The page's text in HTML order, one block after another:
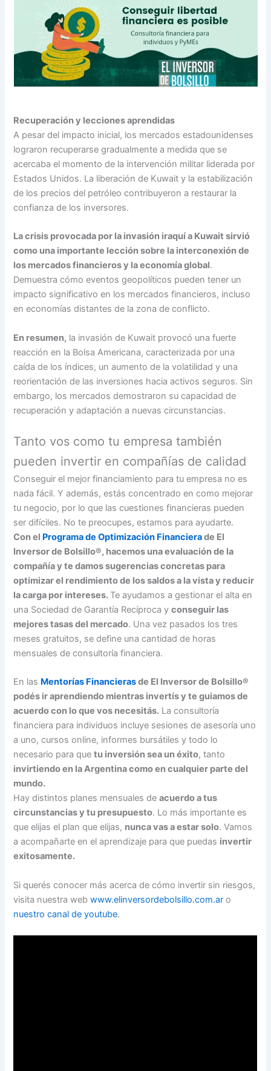
Recuperación y lecciones aprendidas
A pesar del impacto inicial, los mercados estadounidenses
lograron recuperarse gradualmente a medida que se
acercaba el momento de la intervención militar liderada por
Estados Unidos. La liberación de Kuwait y la estabilización
de los precios del petróleo contribuyeron a restaurar la
confianza de los inversores.
La crisis provocada por la invasión iraquí a Kuwait sirvió
como una importante lección sobre la interconexión de
los mercados financieros y la economía global.
Demuestra cómo eventos geopolíticos pueden tener un
impacto significativo en los mercados financieros, incluso
en economías distantes de la zona de conflicto.
En resumen, la invasión de Kuwait provocó una fuerte
reacción en la Bolsa Americana, caracterizada por una
caída de los índices, un aumento de la volatilidad y una
reorientación de las inversiones hacia activos seguros. Sin
embargo, los mercados demostraron su capacidad de
recuperación y adaptación a nuevas circunstancias.
Tanto vos como tu empresa también
pueden invertir en compañías de calidad
Conseguir el mejor financiamiento para tu empresa no es
nada fácil. Y además, estás concentrado en como mejorar
tu negocio, por lo que las cuestiones financieras pueden
ser difíciles. No te preocupes, estamos para ayudarte.
Con el Programa de Optimización Financierade El
Inversor de Bolsillo®, hacemos una evaluación de la
compañía y te damos sugerencias concretas para
optimizar el rendimiento de los saldos a la vista y reducir
la carga por intereses. Te ayudamos a gestionar el alta en
una Sociedad de Garantía Recíproca yconseguir las
mejores tasas del mercado. Una vez pasados los tres
meses gratuitos, se define una cantidad de horas
mensuales de consultoría financiera.
En las Mentorías Financierasde El Inversor de Bolsillo®
podés ir aprendiendo mientras invertís y te guiamos de
acuerdo con lo que vos necesitás. La consultoría
financiera para individuos incluye sesiones de asesoría uno
a uno, cursos online, informes bursátiles y todo lo
necesario para quetu inversión sea un éxito, tanto
invirtiendo en la Argentina como en cualquier parte del
mundo.
Hay distintos planes mensuales deacuerdo a tus
circunstancias y tu presupuesto. Lo más importante es
que elijas el plan que elijas, nunca vas a estar solo. Vamos
a acompañarte en el aprendizaje para que puedas invertir
exitosamente.
Si querés conocer más acerca de cómo invertir sin riesgos,
visita nuestra webwww.elinversordebolsillo.com.ar o
nuestro canal de youtube.